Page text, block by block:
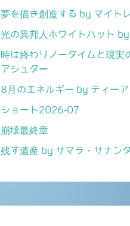
夢を描き創造する by マイト
光の異邦人ホワイトハット
時は終わりノータイムと現実
アシュター
8月のエネルギー by ティーア
ショート2026-07
崩壊最終章
残す遺産 by サマラ・サナン